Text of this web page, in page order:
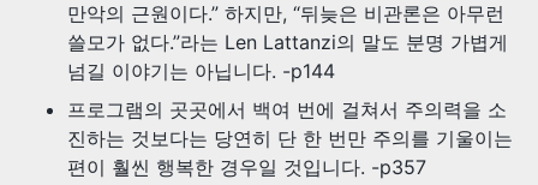
만악의 근원이다.” 하지만, “뒤늦은 비관론은 아무런
쓸모가 없다.”라는 Len Lattanzi의 말도 분명 가볍게
넘길 이야기는 아닙니다. -p144
프로그램의 곳곳에서 백여 번에 걸쳐서 주의력을 소
진하는 것보다는 당연히 단 한 번만 주의를 기울이는
편이 훨씬 행복한 경우일 것입니다. -p357